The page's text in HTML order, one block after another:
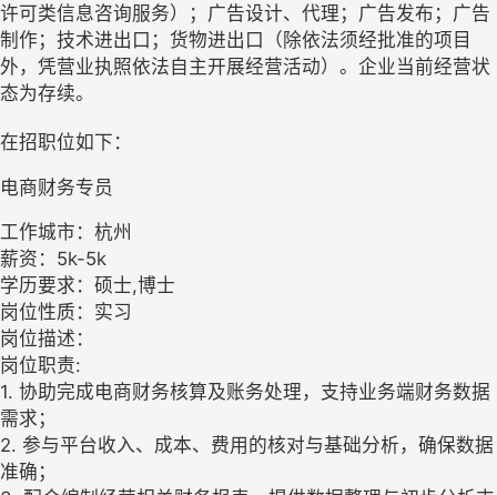
许可类信息咨询服务）；广告设计、代理；广告发布；广告
制作；技术进出口；货物进出口（除依法须经批准的项目
外，凭营业执照依法自主开展经营活动）。企业当前经营状
态为存续。
在招职位如下：
电商财务专员
工作城市：杭州
薪资：5k-5k
学历要求：硕士,博士
岗位性质：实习
岗位描述：
岗位职责:
1. 协助完成电商财务核算及账务处理，支持业务端财务数据
需求；
2. 参与平台收入、成本、费用的核对与基础分析，确保数据
准确；